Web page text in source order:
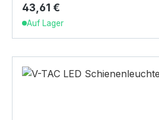
Regulärer Preis:
43,61 €
Auf Lager